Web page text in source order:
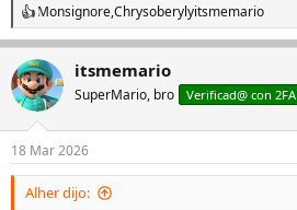
R
e
a
c
c
i
n
e
s
Monsignore,Chrysoberylyitsmemario
itsmemario
SuperMario, bro Verificad@ con 2FA
18 Mar 2026
Alher dijo: